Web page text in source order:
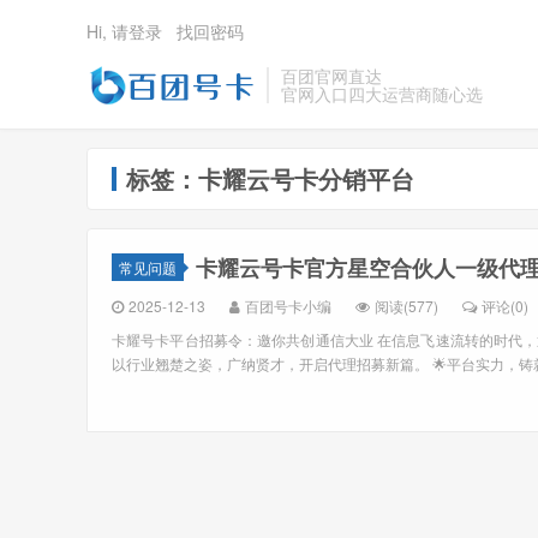
百团官网直达
官网入口四大运营商随心选
Hi, 请登录 找回密码
标签：卡耀云号卡分销平台
常见问题 卡耀云号卡官方星空合伙人一级代
2025-12-13 百团号卡小编 阅读(577)
评论(0)
卡耀号卡平台招募令：邀你共创通信大业 在信息飞速流转的时代
以行业翘楚之姿，广纳贤才，开启代理招募新篇。 🌟平台实力，